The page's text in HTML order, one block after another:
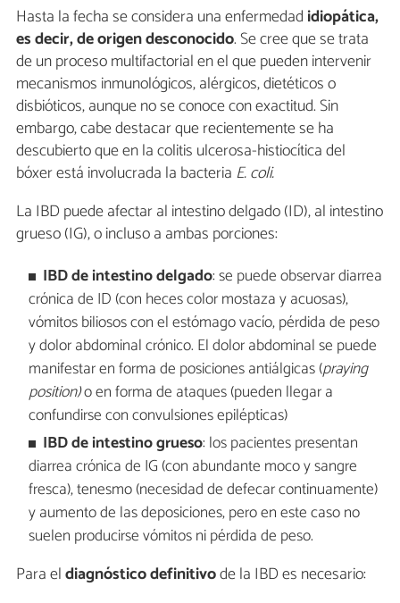
Hasta la fecha se considera una enfermedad idiopática,
es decir, de origen desconocido. Se cree que se trata
de un proceso multifactorial en el que pueden intervenir
mecanismos inmunológicos, alérgicos, dietéticos o
disbióticos, aunque no se conoce con exactitud. Sin
embargo, cabe destacar que recientemente se ha
descubierto que en la colitis ulcerosa-histiocítica del
bóxer está involucrada la bacteria E. coli.
La IBD puede afectar al intestino delgado (ID), al intestino
grueso (IG), o incluso a ambas porciones:
IBD de intestino delgado: se puede observar diarrea
crónica de ID (con heces color mostaza y acuosas),
vómitos biliosos con el estómago vacío, pérdida de peso
y dolor abdominal crónico. El dolor abdominal se puede
manifestar en forma de posiciones antiálgicas (praying
position)o en forma de ataques (pueden llegar a
confundirse con convulsiones epilépticas)
IBD de intestino grueso: los pacientes presentan
diarrea crónica de IG (con abundante moco y sangre
fresca), tenesmo (necesidad de defecar continuamente)
y aumento de las deposiciones, pero en este caso no
suelen producirse vómitos ni pérdida de peso.
Para eldiagnóstico definitivode la IBD es necesario: